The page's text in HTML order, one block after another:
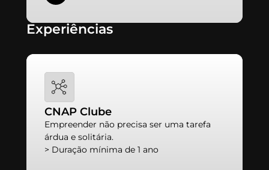
Experiências
CNAP Clube
Empreender não precisa ser uma tarefa
árdua e solitária.
> Duração mínima de 1 ano